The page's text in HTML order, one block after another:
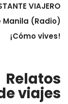
VIAJERO
Manila (Radio)
¡Cómo vives!
Relatos
viajes